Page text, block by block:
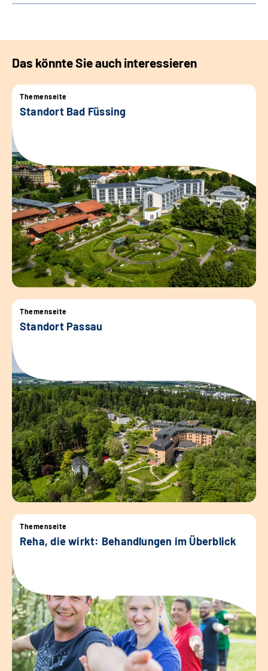
Das könnte Sie auch interessieren
Themenseite
Standort Bad Füssing
Themenseite
Standort Passau
Themenseite
Reha, die wirkt: Behandlungen im Überblick